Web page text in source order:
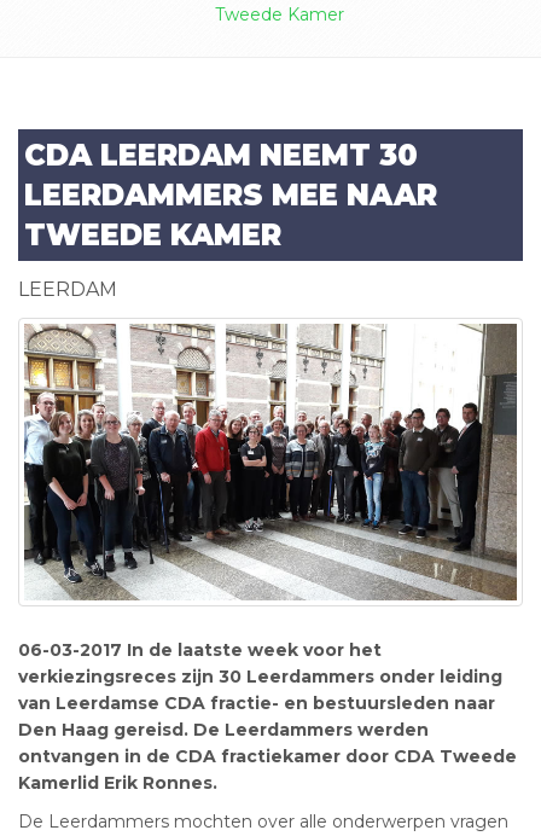
Tweede Kamer
CDA LEERDAM NEEMT 30
LEERDAMMERS MEE NAAR
TWEEDE KAMER
LEERDAM
06-03-2017 In de laatste week voor het
verkiezingsreces zijn 30 Leerdammers onder leiding
van Leerdamse CDA fractie- en bestuursleden naar
Den Haag gereisd. De Leerdammers werden
ontvangen in de CDA fractiekamer door CDA Tweede
Kamerlid Erik Ronnes.
De Leerdammers mochten over alle onderwerpen vragen